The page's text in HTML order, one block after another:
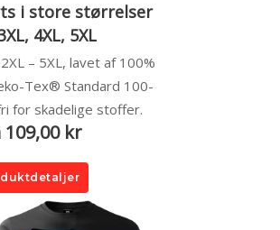
i store størrelser
4XL, 5XL
– 5XL, lavet af 100%
Tex® Standard 100-
for skadelige stoffer.
kr